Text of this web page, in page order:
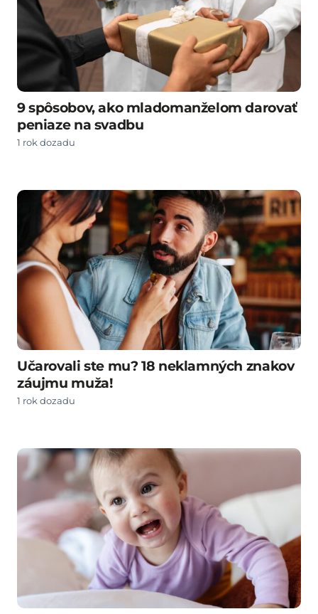
9 spôsobov, ako mladomanželom darovať
peniaze na svadbu
1 rok dozadu
Učarovali ste mu? 18 neklamných znakov
záujmu muža!
1 rok dozadu